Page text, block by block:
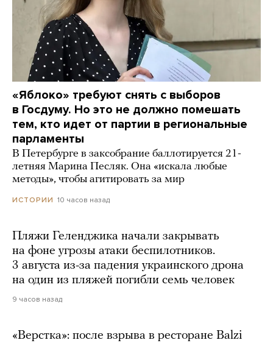
«Яблоко» требуют снять с выборов
в Госдуму. Но это не должно помешать
тем, кто идет от партии в региональные
парламенты
В Петербурге в заксобрание баллотируется 21-
летняя Марина Песляк. Она «искала любые
методы», чтобы агитировать за мир
ИСТОРИИ 10 часов назад
Пляжи Геленджика начали закрывать
на фоне угрозы атаки беспилотников.
3 августа из-за падения украинского дрона
на один из пляжей погибли семь человек
9 часов назад
«Верстка»: после взрыва в ресторане Balzi